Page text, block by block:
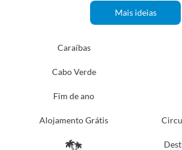
Mais ideias
Caraíbas
Cabo Verde
Fim de ano
Alojamento Grátis